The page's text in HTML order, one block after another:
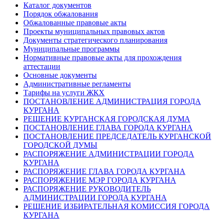
Каталог документов
Порядок обжалования
Обжалованные правовые акты
Проекты муниципальных правовых актов
Документы стратегического планирования
Муниципальные программы
Нормативные правовые акты для прохождения
аттестации
Основные документы
Административные регламенты
Тарифы на услуги ЖКХ
ПОСТАНОВЛЕНИЕ АДМИНИСТРАЦИЯ ГОРОДА
КУРГАНА
РЕШЕНИЕ КУРГАНСКАЯ ГОРОДСКАЯ ДУМА
ПОСТАНОВЛЕНИЕ ГЛАВА ГОРОДА КУРГАНА
ПОСТАНОВЛЕНИЕ ПРЕДСЕДАТЕЛЬ КУРГАНСКОЙ
ГОРОДСКОЙ ДУМЫ
РАСПОРЯЖЕНИЕ АДМИНИСТРАЦИИ ГОРОДА
КУРГАНА
РАСПОРЯЖЕНИЕ ГЛАВА ГОРОДА КУРГАНА
РАСПОРЯЖЕНИЕ МЭР ГОРОДА КУРГАНА
РАСПОРЯЖЕНИЕ РУКОВОДИТЕЛЬ
АДМИНИСТРАЦИИ ГОРОДА КУРГАНА
РЕШЕНИЕ ИЗБИРАТЕЛЬНАЯ КОМИССИЯ ГОРОДА
КУРГАНА